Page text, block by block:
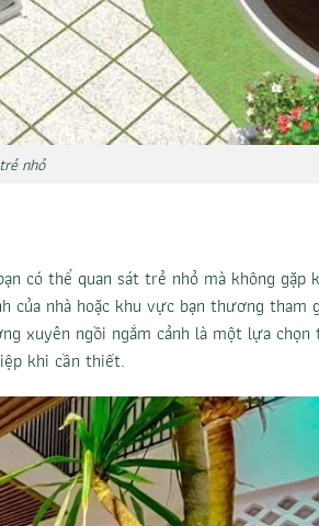
nhỏ
có thể quan sát trẻ nhỏ mà không gặp
nhà hoặc khu vực bạn thương tham
xuyên ngồi ngắm cảnh là một lựa
khi cần thiết.